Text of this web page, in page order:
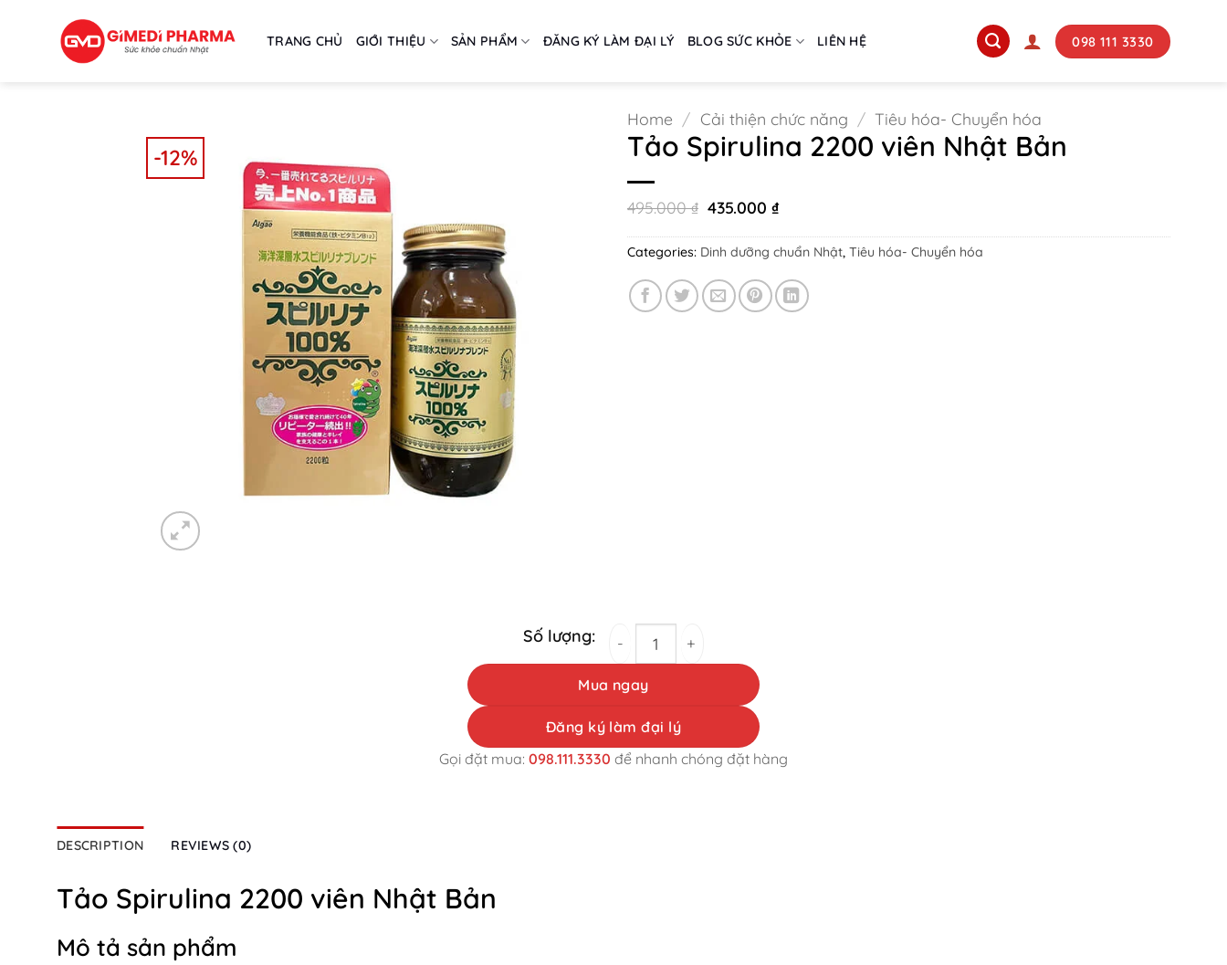
TRANG CHỦ GIỚI THIỆU SẢN PHẨM ĐĂNG KÝ LÀM ĐẠI LÝ BLOG SỨC KHỎE LIÊN HỆ 098 111 3330
-12%
Home / Cải thiện chức năng / Tiêu hóa- Chuyển hóa
Tảo Spirulina 2200 viên Nhật Bản
495.000₫ Original
price
was:
495.000 ₫.
435.000₫Current
is:
435.000 ₫.
Categories: Dinh dưỡng chuẩn Nhật Tiêu hóa- Chuyển hóa
Tảo Spirulina 2200 viên Nhật Bản quantity
Mua ngay
Đăng ký làm đại lý
Gọi đặt mua: 098.111.3330 để nhanh chóng đặt hàng
DESCRIPTION REVIEWS (0)
Tảo Spirulina 2200 viên Nhật Bản
Mô tả sản phẩm